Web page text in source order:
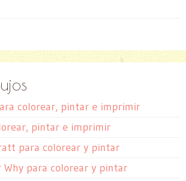
colorear, pintar e imprimir
pintar e imprimir
para colorear y pintar
Why para colorear y pintar